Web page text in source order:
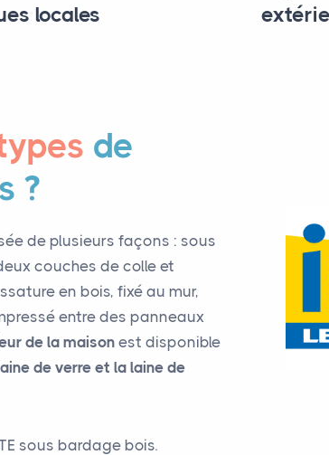
locales
de
?
de plusieurs façons : sous
couches de colle et
en bois, fixé au mur,
entre des panneaux
de la maisonest disponible
de verre et la laine de
sous bardage bois.